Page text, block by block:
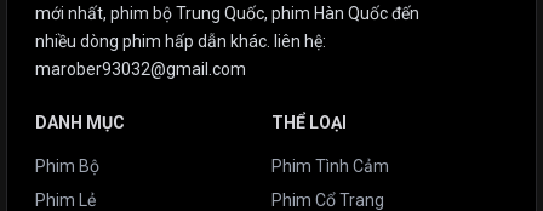
mới nhất, phim bộ Trung Quốc, phim Hàn Quốc đến
nhiều dòng phim hấp dẫn khác. liên hệ:
marober93032@gmail.com
DANH MỤC
Phim Bộ
Phim Lẻ
THỂ LOẠI
Phim Tình Cảm
Phim Cổ Trang